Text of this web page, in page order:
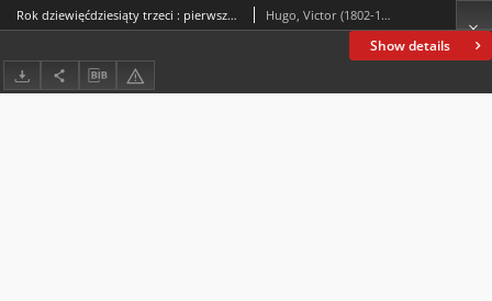
Show details
Rok dziewięćdziesiąty trzeci : pierwsze opowiadanie Wojna domowa. T. 3 Hugo, Victor (1802-1885)